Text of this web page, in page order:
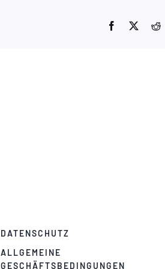
Facebook
DATENSCHUTZ
ALLGEMEINE
GESCHÄFTSBEDINGUNGEN